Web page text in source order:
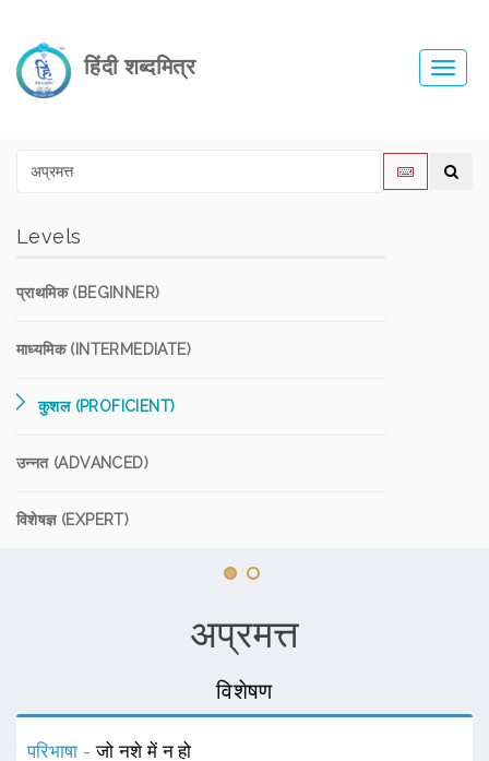
हिंदी शब्दमित्र
Levels
प्राथमिक (BEGINNER)
माध्यमिक (INTERMEDIATE)
कुशल (PROFICIENT)
उन्नत (ADVANCED)
विशेषज्ञ (EXPERT)
अप्रमत्त
विशेषण
परिभाषा -जो नशे में न हो